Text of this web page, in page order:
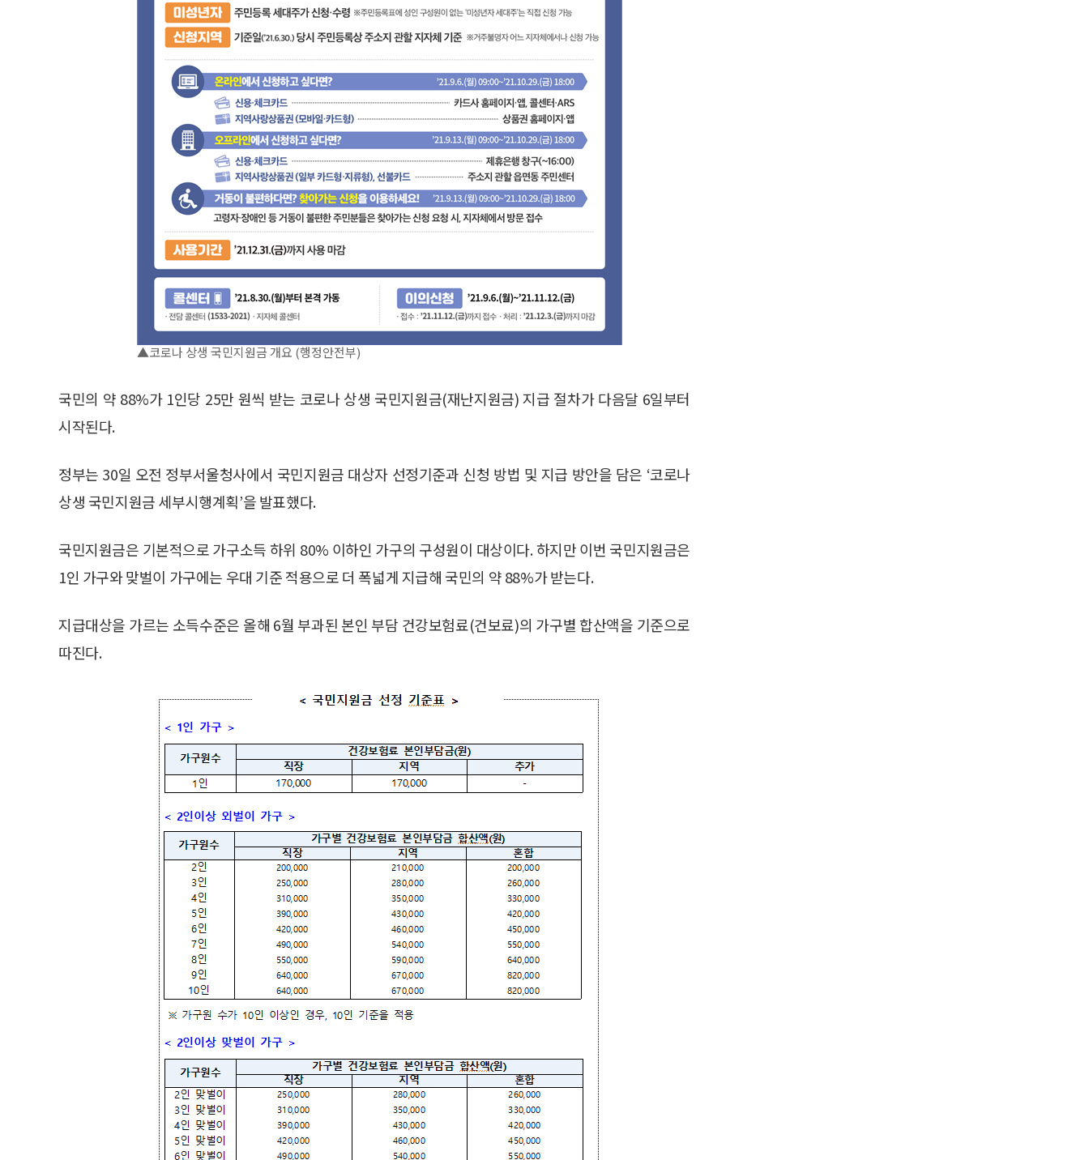
▲코로나 상생 국민지원금 개요 (행정안전부)
국민의 약 88%가 1인당 25만 원씩 받는 코로나 상생 국민지원금(재난지원금) 지급 절차가 다음달 6일부터
시작된다.
정부는 30일 오전 정부서울청사에서 국민지원금 대상자 선정기준과 신청 방법 및 지급 방안을 담은 ‘코로나
상생 국민지원금 세부시행계획’을 발표했다.
국민지원금은 기본적으로 가구소득 하위 80% 이하인 가구의 구성원이 대상이다. 하지만 이번 국민지원금은
1인 가구와 맞벌이 가구에는 우대 기준 적용으로 더 폭넓게 지급해 국민의 약 88%가 받는다.
지급대상을 가르는 소득수준은 올해 6월 부과된 본인 부담 건강보험료(건보료)의 가구별 합산액을 기준으로
따진다.